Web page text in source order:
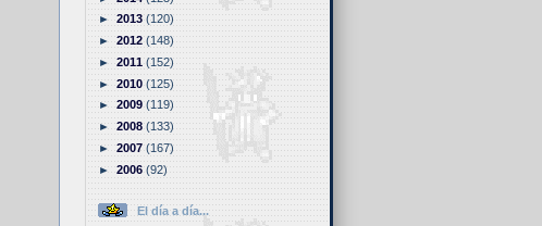
►2013(120)
►2012(148)
►2011(152)
►2010(125)
►2009(119)
►2008(133)
►2007(167)
►2006(92)
El día a día...